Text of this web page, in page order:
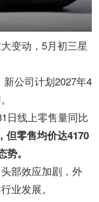
变动，5月初三星
公司计划2027年4
日线上零售量同比
但零售均价达4170
。
部效应加剧，外
业发展。